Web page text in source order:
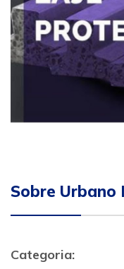
Sobre Urbano
Categoria: